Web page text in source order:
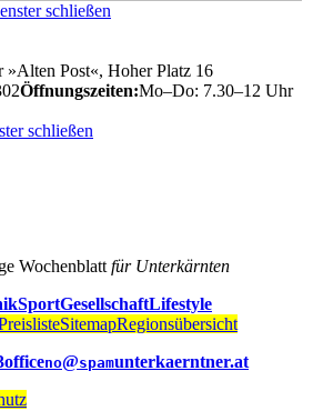
schließen
»Alten Post«, Hoher Platz 16
Öffnungszeiten:Mo–Do: 7.30–12 Uhr
schließen
Wochenblatt für Unterkärnten
SportGesellschaftLifestyle
SitemapRegionsübersicht
officeno@spamunterkaerntner.at